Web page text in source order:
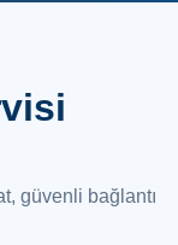
güvenli bağlantı